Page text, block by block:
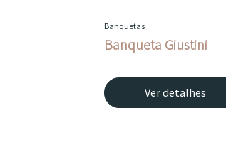
Banquetas
Banqueta Giustini
Ver detalhes